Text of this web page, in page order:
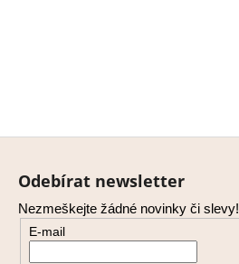
Odebírat newsletter
Nezmeškejte žádné novinky či slevy!
E-mail